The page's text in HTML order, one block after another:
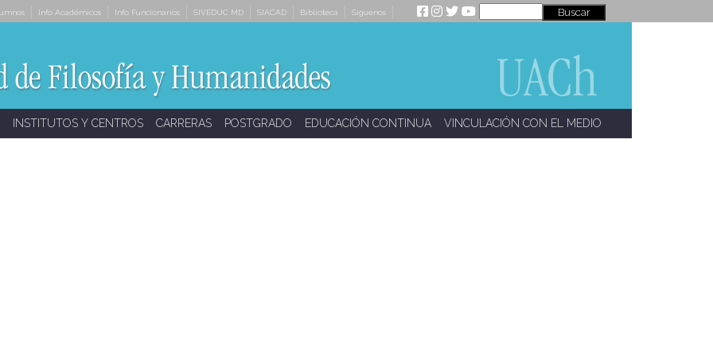
Info Académicos Info Funcionarios SIVEDUC MD SIACAD Biblioteca Síguenos
INSTITUTOS Y CENTROS CARRERAS POSTGRADO EDUCACIÓN CONTINUA VINCULACIÓN CON EL MEDIO